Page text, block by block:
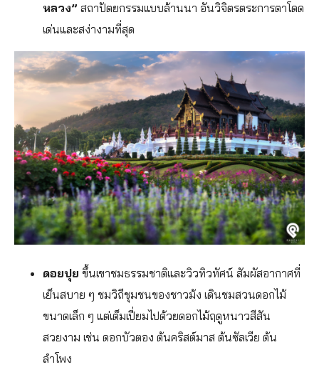
หลวง” สถาปัตยกรรมแบบล้านนา อันวิจิตรตระการตาโดด
เด่นและสง่างามที่สุด
ดอยปุย ขึ้นเขาชมธรรมชาติและวิวทิวทัศน์ สัมผัสอากาศที่
เย็นสบาย ๆ ชมวิถีชุมชนของชาวม้ง เดินชมสวนดอกไม้
ขนาดเล็ก ๆ แต่เต็มเปี่ยมไปด้วยดอกไม้ฤดูหนาวสีสัน
สวยงาม เช่น ดอกบัวตอง ต้นคริสต์มาส ต้นซัลเวีย ต้น
ลำโพง